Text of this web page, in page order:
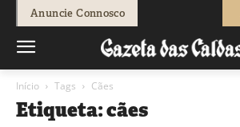
Anuncie Connosco
Início Tags Cães
Etiqueta: cães